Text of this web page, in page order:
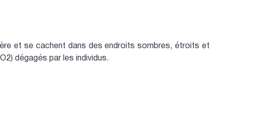
et se cachent dans des endroits sombres, étroits et
dégagés par les individus.